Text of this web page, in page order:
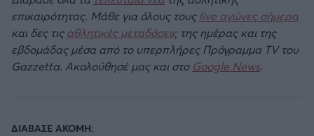
επικαιρότητας. Μάθε για όλους τους live αγώνες σήμερα
και δες τιςαθλητικές μεταδόσειςτης ημέρας και της
εβδομάδας μέσα από το υπερπλήρες Πρόγραμμα TV του
Gazzetta. Ακολούθησέ μας και στο Google News.
ΔΙΑΒΑΣΕ ΑΚΟΜΗ: